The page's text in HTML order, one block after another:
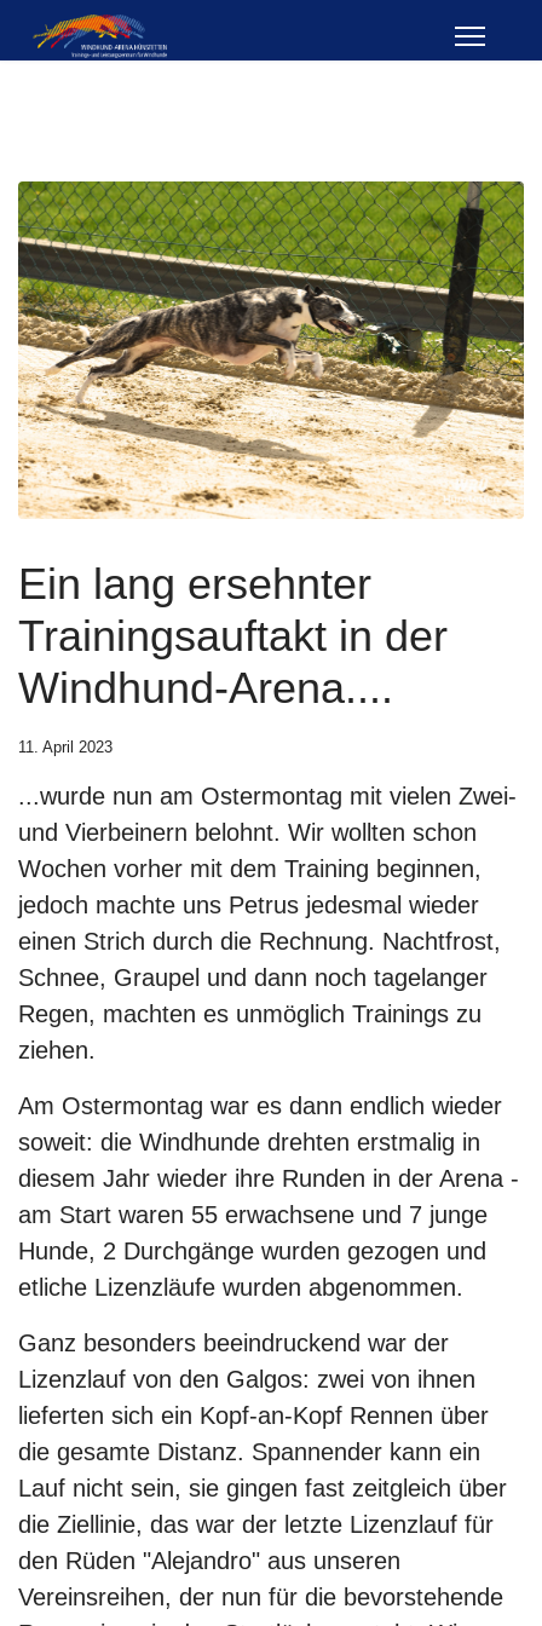
Ein lang ersehnter
Trainingsauftakt in der
Windhund-Arena....
11. April 2023
...wurde nun am Ostermontag mit vielen Zwei-
und Vierbeinern belohnt. Wir wollten schon
Wochen vorher mit dem Training beginnen,
jedoch machte uns Petrus jedesmal wieder
einen Strich durch die Rechnung. Nachtfrost,
Schnee, Graupel und dann noch tagelanger
Regen, machten es unmöglich Trainings zu
ziehen.
Am Ostermontag war es dann endlich wieder
soweit: die Windhunde drehten erstmalig in
diesem Jahr wieder ihre Runden in der Arena -
am Start waren 55 erwachsene und 7 junge
Hunde, 2 Durchgänge wurden gezogen und
etliche Lizenzläufe wurden abgenommen.
Ganz besonders beeindruckend war der
Lizenzlauf von den Galgos: zwei von ihnen
lieferten sich ein Kopf-an-Kopf Rennen über
die gesamte Distanz. Spannender kann ein
Lauf nicht sein, sie gingen fast zeitgleich über
die Ziellinie, das war der letzte Lizenzlauf für
den Rüden "Alejandro" aus unseren
Vereinsreihen, der nun für die bevorstehende